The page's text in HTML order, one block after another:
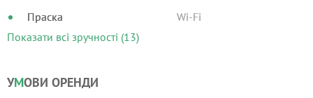
Праска
Wi-Fi
Показати всі зручності (13)
УМОВИ ОРЕНДИ